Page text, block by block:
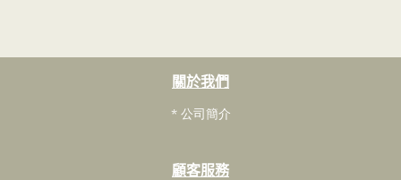
關於我們
* 公司簡介
顧客服務